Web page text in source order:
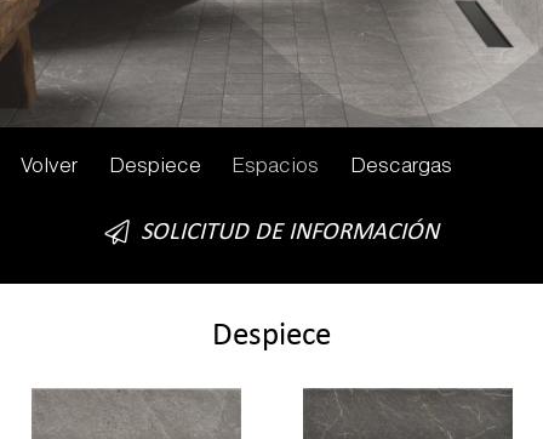
Volver Despiece Espacios Descargas
SOLICITUD DE INFORMACIÓN
Despiece